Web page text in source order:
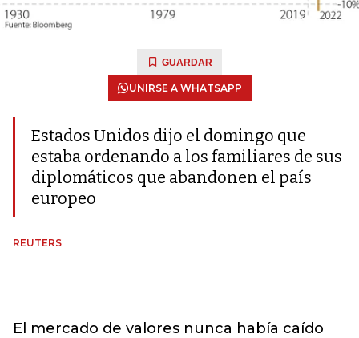
GUARDAR
UNIRSE A WHATSAPP
Estados Unidos dijo el domingo que
estaba ordenando a los familiares de sus
diplomáticos que abandonen el país
europeo
REUTERS
El mercado de valores nunca había caído